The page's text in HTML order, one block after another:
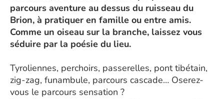
parcours aventure au dessus du ruisseau du
Brion, à pratiquer en famille ou entre amis.
Comme un oiseau sur la branche, laissez vous
séduire par la poésie du lieu.
Tyroliennes, perchoirs, passerelles, pont tibétain,
zig-zag, funambule, parcours cascade… Oserez-
vous le parcours sensation ?